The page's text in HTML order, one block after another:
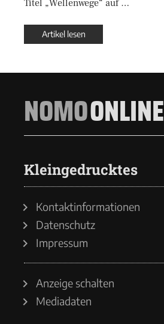
Titel „Wellenwege“ auf …
Artikel lesen
NOMOONLINE
Kleingedrucktes
Kontaktinformationen
Datenschutz
Impressum
Anzeige schalten
Mediadaten